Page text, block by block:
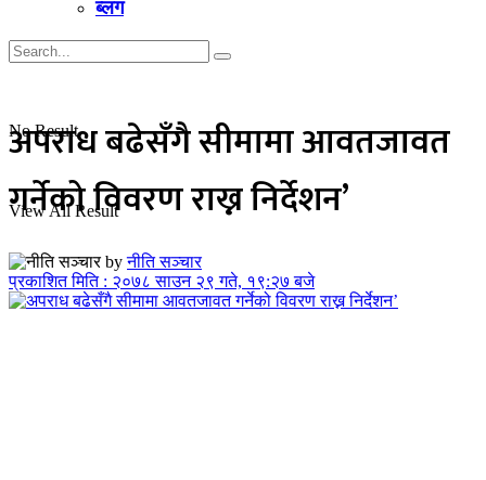
ब्लग
No Result
View All Result
अपराध बढेसँगै सीमामा आवतजावत
गर्नेको विवरण राख्न निर्देशन’
by नीति सञ्चार
प्रकाशित मिति : २०७८ साउन २९ गते, १९:२७ बजे